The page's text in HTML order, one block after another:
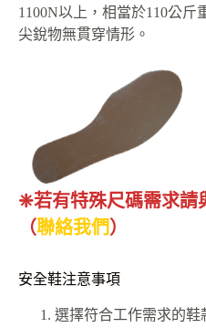
1100N以上，相當於110公斤
尖銳物無貫穿情形。
❈若有特殊尺碼需求請
（聯絡我們）
安全鞋注意事項
選擇符合工作需求的鞋